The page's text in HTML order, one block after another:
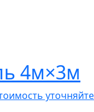
4м×3м